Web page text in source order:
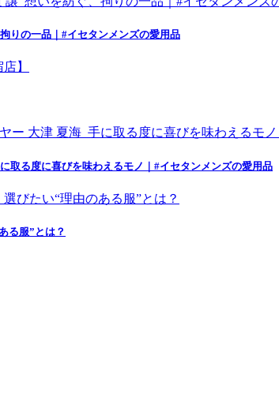
りの一品｜#イセタンメンズの愛用品
取る度に喜びを味わえるモノ｜#イセタンメンズの愛用品
る服”とは？